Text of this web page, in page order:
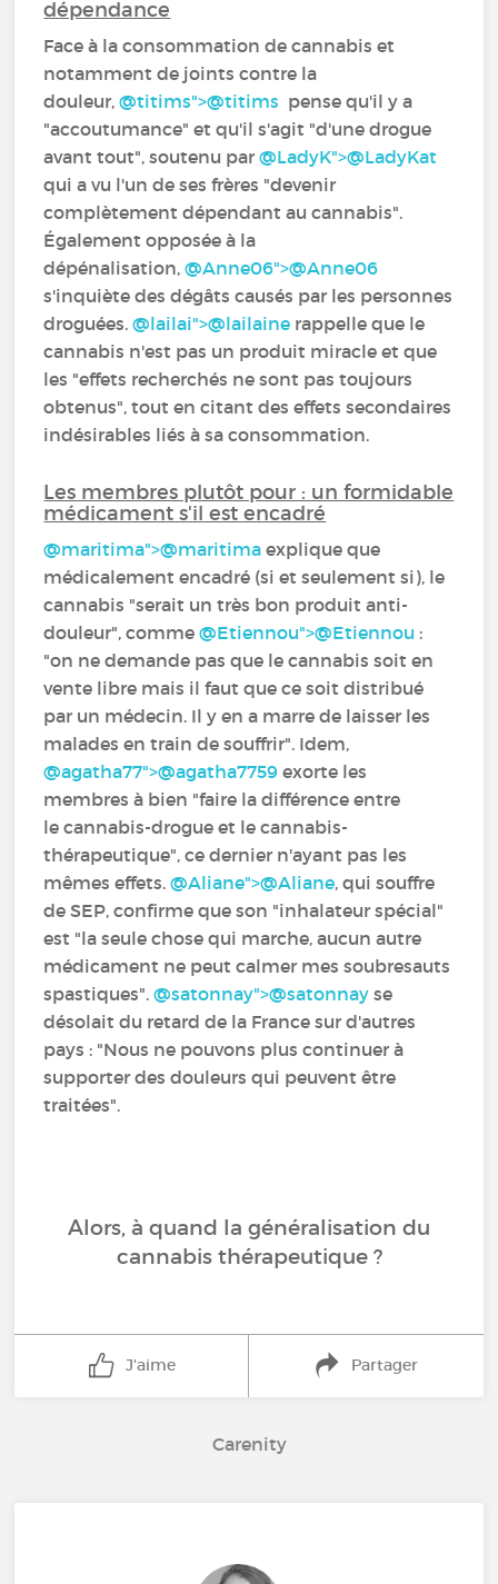
dépendance
Face à la consommation de cannabis et
notamment de joints contre la
douleur,@titims">@titims ‍ ‍pense qu'il y a
"accoutumance" et qu'il s'agit "d'une drogue
avant tout", soutenu par@LadyK">@LadyKat
qui a vu l'un de ses frères "devenir
complètement dépendant au cannabis".
Également opposée à la
dépénalisation,@Anne06">@Anne06
s'inquiète des dégâts causés par les personnes
droguées.@lailai">@lailaine ‍ rappelle que le
cannabis n'est pas un produit miracle et que
les "effets recherchés ne sont pas toujours
obtenus", tout en citant des effets secondaires
indésirables liés à sa consommation.
Les membres plutôt pour : un formidable
médicament s'il est encadré
@maritima">@maritima ‍ ‍explique que
médicalement encadré (si et seulement si), le
cannabis "serait un très bon produit anti-
douleur", comme@Etiennou">@Etiennou ‍ :
"on ne demande pas que le cannabis soit en
vente libre mais il faut que ce soit distribué
par un médecin. Il y en a marre de laisser les
malades en train de souffrir". Idem,
@agatha77">@agatha7759 ‍ exorte les
membres à bien "faire la différence entre
le cannabis-drogue et le cannabis-
thérapeutique", ce dernier n'ayant pas les
mêmes effets.@Aliane">@Aliane‍, qui souffre
de SEP, confirme que son "inhalateur spécial"
est "la seule chose qui marche, aucun autre
médicament ne peut calmer mes soubresauts
spastiques".@satonnay">@satonnay ‍ se
désolait du retard de la France sur d'autres
pays : "Nous ne pouvons plus continuer à
supporter des douleurs qui peuvent être
traitées".
Alors, à quand la généralisation du
cannabis thérapeutique ?
J'aime Partager
Carenity